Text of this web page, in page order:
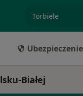
Ubezpieczenie
Białej